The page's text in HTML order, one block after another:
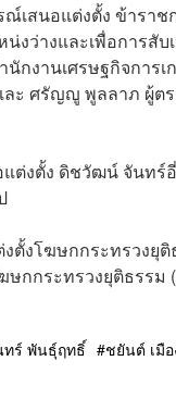
เสนอแต่งตั้ง ข้าราช
งว่างและเพื่อการสั
นักงานเศรษฐกิจกา
ะ ศรัญญู พูลลาภ ผู้ต
งตั้ง ดิชวัฒน์ จันทร์
งโฆษกกระทรวงยุติ
กกระทรวงยุติธรรม
ทร์ พันธุ์ฤทธิ์ ชยันต์ เมือ